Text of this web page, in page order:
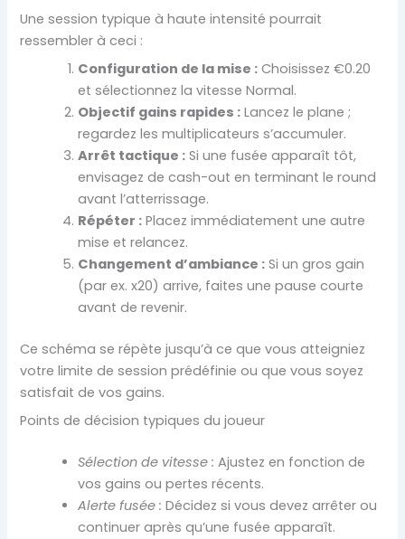
Une session typique à haute intensité pourrait
ressembler à ceci :
Configuration de la mise : Choisissez €0.20
et sélectionnez la vitesse Normal.
Objectif gains rapides : Lancez le plane ;
regardez les multiplicateurs s’accumuler.
Arrêt tactique : Si une fusée apparaît tôt,
envisagez de cash-out en terminant le round
avant l’atterrissage.
Répéter : Placez immédiatement une autre
mise et relancez.
Changement d’ambiance : Si un gros gain
(par ex. x20) arrive, faites une pause courte
avant de revenir.
Ce schéma se répète jusqu’à ce que vous atteigniez
votre limite de session prédéfinie ou que vous soyez
satisfait de vos gains.
Points de décision typiques du joueur
Sélection de vitesse : Ajustez en fonction de
vos gains ou pertes récents.
Alerte fusée : Décidez si vous devez arrêter ou
continuer après qu’une fusée apparaît.